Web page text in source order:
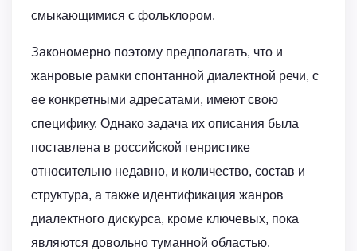
смыкающимися с фольклором.
Закономерно поэтому предполагать, что и
жанровые рамки спонтанной диалектной речи, с
ее конкретными адресатами, имеют свою
специфику. Однако задача их описания была
поставлена в российской генристике
относительно недавно, и количество, состав и
структура, а также идентификация жанров
диалектного дискурса, кроме ключевых, пока
являются довольно туманной областью.